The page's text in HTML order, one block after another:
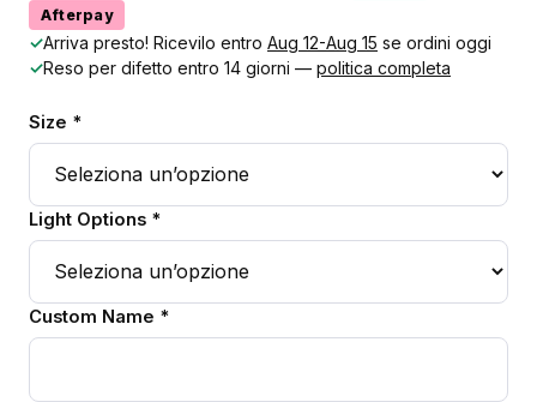
Afterpay
✓Arriva presto! Ricevilo entro Aug 12-Aug 15 se ordini oggi
✓Reso per difetto entro 14 giorni — politica completa
Size *
Light Options *
Custom Name *